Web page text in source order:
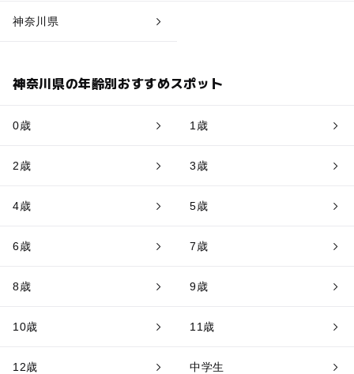
神奈川県
神奈川県の年齢別おすすめスポット
0歳 1歳
2歳 3歳
4歳 5歳
6歳 7歳
8歳 9歳
10歳 11歳
12歳 中学生